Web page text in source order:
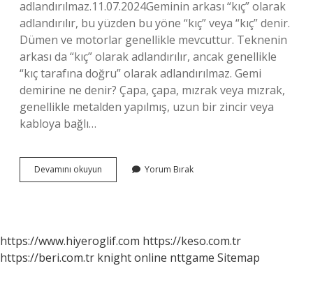
adlandırılmaz.11.07.2024Geminin arkası “kıç” olarak
adlandırılır, bu yüzden bu yöne “kıç” veya “kıç” denir.
Dümen ve motorlar genellikle mevcuttur. Teknenin
arkası da “kıç” olarak adlandırılır, ancak genellikle
“kıç tarafına doğru” olarak adlandırılmaz. Gemi
demirine ne denir? Çapa, çapa, mızrak veya mızrak,
genellikle metalden yapılmış, uzun bir zincir veya
kabloya bağlı…
Devamını okuyun Gemilerde
Kinistin
Yorum Bırak
https://www.hiyeroglif.com https://keso.com.tr
https://beri.com.tr knight online nttgame Sitemap